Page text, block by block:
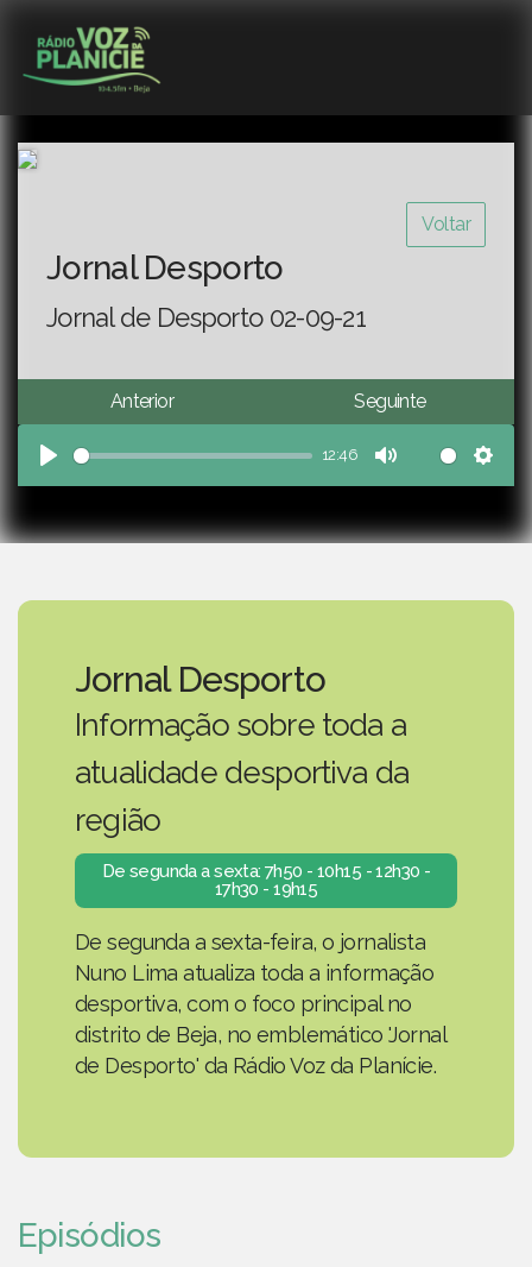
Voltar
Jornal Desporto
Jornal de Desporto 02-09-21
Anterior Seguinte
Play
12:46
Mute
Jornal Desporto
Informação sobre toda a
atualidade desportiva da
região
De segunda a sexta: 7h50 - 10h15 - 12h30 -
17h30 - 19h15
De segunda a sexta-feira, o jornalista
Nuno Lima atualiza toda a informação
desportiva, com o foco principal no
distrito de Beja, no emblemático 'Jornal
de Desporto' da Rádio Voz da Planície.
Episódios